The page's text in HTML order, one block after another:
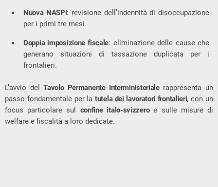
Nuova NASPI : revisione dell’indennità di disoccupazione
per i primi tre mesi.
Doppia imposizione fiscale: eliminazione delle cause che
generano situazioni di tassazione duplicata per i
frontalieri.
L’avvio delTavolo Permanente Interministerialerappresenta un
passo fondamentale per latutela dei lavoratori frontalieri, con un
focus particolare sul confine italo-svizzeroe sulle misure di
welfare e fiscalità a loro dedicate.